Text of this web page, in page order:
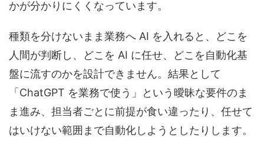
かが分かりにくくなっています。
種類を分けないまま業務へ AI を入れると、どこを
人間が判断し、どこを AI に任せ、どこを自動化基
盤に流すのかを設計できません。結果として
「ChatGPT を業務で使う」という曖昧な要件のま
ま進み、担当者ごとに前提が食い違ったり、任せて
はいけない範囲まで自動化しようとしたりします。